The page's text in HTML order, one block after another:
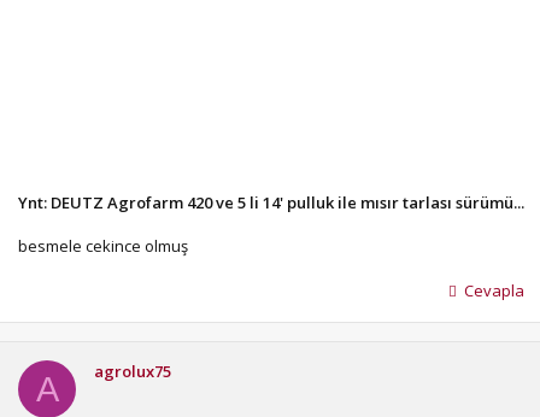
Ynt: DEUTZ Agrofarm 420 ve 5 li 14' pulluk ile mısır tarlası sürümü...
besmele cekince olmuş
Cevapla
A agrolux75